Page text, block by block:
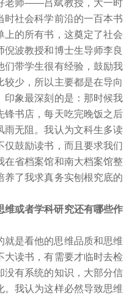
老师——吕斌教授，大一时
时社会科学前沿的一百本书
上的所有书，这奠定了社会
波教授和博士生导师李良
们带学生很有经验，鼓励我
少，所以主要都是在导向
印象最深刻的是：那时候我
锋书店，每天吃完晚饭之后
雨无阻。我认为文科生多读
仅鼓励读书，而且要求我们
在省档案馆和南大档案馆整
养了我求真务实刨根究底的
维或者学科研究还有哪些作
就是看他的思维品质和思维
大读书，有需要才临时去检
没有系统的知识，大部分信
。我认为这样必然导致思维